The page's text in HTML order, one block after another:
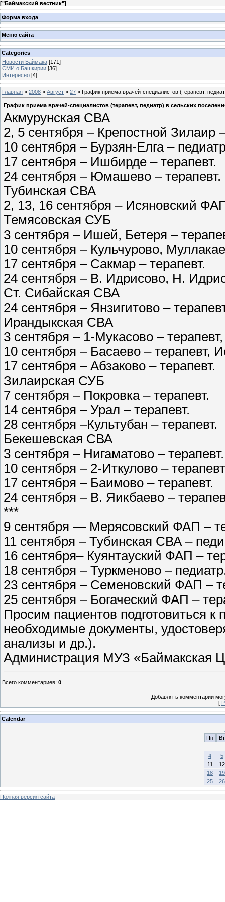
["Баймакский вестник"]
Форма входа
Меню сайта
Categories
Новости Баймака [171]
СМИ о Башкирии [36]
Интересно [4]
Главная » 2008 » Август » 27 » График приема врачей-специалистов (терапевт,
График приема врачей-специалистов (терапевт, педиатр) в сельских
Акмурунская СВА
2, 5 сентября – Крепостной Зилаир
10 сентября – Бурзян-Елга –
17 сентября – Ишбирде – терапевт.
24 сентября – Юмашево – терапевт.
Тубинская СВА
2, 13, 16 сентября – Исяновский
Темясовская СУБ
3 сентября – Ишей, Бетеря –
10 сентября – Кульчурово,
17 сентября – Сакмар – терапевт.
24 сентября – В. Идрисово, Н.
Ст. Сибайская СВА
24 сентября – Янзигитово –
Ирандыкская СВА
3 сентября – 1-Мукасово –
10 сентября – Басаево – терапевт,
17 сентября – Абзаково – терапевт.
Зилаирская СУБ
7 сентября – Покровка – терапевт.
14 сентября – Урал – терапевт.
28 сентября –Культубан – терапевт.
Бекешевская СВА
3 сентября – Нигаматово – терапевт.
10 сентября – 2-Иткулово –
17 сентября – Баимово – терапевт.
24 сентября – В. Яикбаево –
***
9 сентября — Мерясовский ФАП –
11 сентября – Тубинская СВА –
16 сентября– Куянтауский ФАП –
18 сентября – Туркменово –
23 сентября – Семеновский ФАП –
25 сентября – Богаческий ФАП –
Просим пациентов подготовиться к
необходимые документы,
анализы и др.).
Администрация МУЗ «Баймакская
Всего комментариев: 0
Добавлять комментарии
[
Calendar
Пн
Вт
4
5
11
12
18
19
25
26
Полная версия сайта